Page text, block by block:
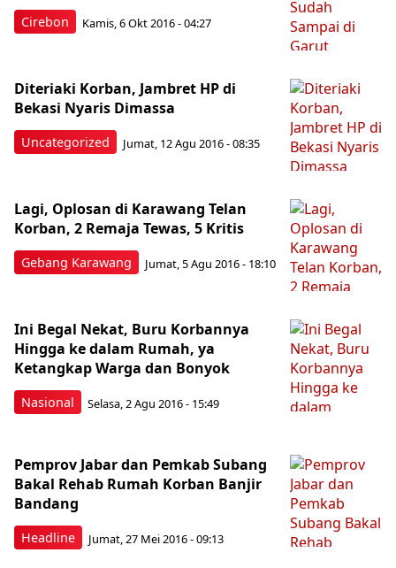
Cirebon Kamis, 6 Okt 2016 - 04:27
Uncategorized
Diteriaki Korban, Jambret HP di
Bekasi Nyaris Dimassa
Jumat, 12 Agu 2016 - 08:35
Gebang Karawang
Lagi, Oplosan di Karawang Telan
Korban, 2 Remaja Tewas, 5 Kritis
Jumat, 5 Agu 2016 - 18:10
Nasional
Ini Begal Nekat, Buru Korbannya
Hingga ke dalam Rumah, ya
Ketangkap Warga dan Bonyok
Selasa, 2 Agu 2016 - 15:49
Headline
Pemprov Jabar dan Pemkab Subang
Bakal Rehab Rumah Korban Banjir
Bandang
Jumat, 27 Mei 2016 - 09:13